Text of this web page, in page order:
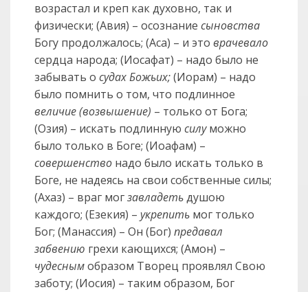
возрастал и креп как духовно, так и
физически; (Авия) – осознаниесыновства
Богу продолжалось; (Аса) – и этоврачевало
сердца народа; (Иосафат) – надо было не
забывать осудах Божьих;(Иорам) – надо
было помнить о том, что подлинное
величие (возвышение) – только от Бога;
(Озия) – искать подлиннуюсилуможно
было только в Боге; (Иоафам) –
совершенство надо было искать только в
Боге, не надеясь на свои собственные силы;
(Ахаз) – враг могзавладетьдушою
каждого; (Езекия) –укрепить мог только
Бог; (Манассия) – Он (Бог)предавал
забвению грехи кающихся; (Амон) –
чудеснымобразом Творец проявлял Свою
заботу; (Иосия) – таким образом, Бог